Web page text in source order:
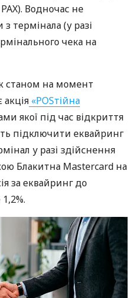
Водночас не
термінала (у разі
чека на
станом на момент
«POSтійна
якої під час відкриття
підключити еквайринг
у разі здійснення
Блакитна Mastercard на
за еквайринг до